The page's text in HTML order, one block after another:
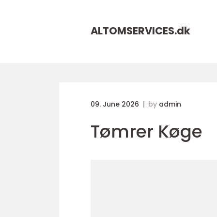
ALTOMSERVICES.dk
09. June 2026 by admin
Tømrer Køge